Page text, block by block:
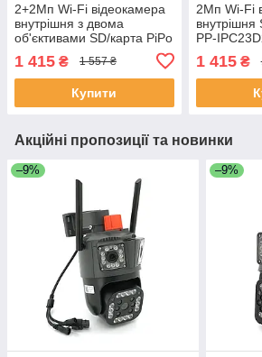
2+2Мп Wi-Fi відеокамера
внутрішня з двома
об'єктивами SD/карта PiPo
PP-IPC28D2MP15 PTZ 2.8
mm ICSee ЕКОБОКС
1 415 ₴ 1 557 ₴
Купити
2Мп Wi-Fi
внутрішня
PP-
1 415₴
Акційні пропозиції та новинки
–9% –9%